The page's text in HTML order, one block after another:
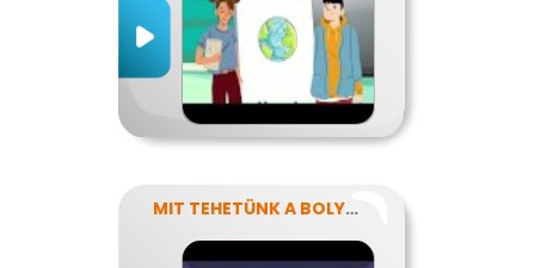
MIT TEHETÜNK A BOLYGÓNKÉRT?